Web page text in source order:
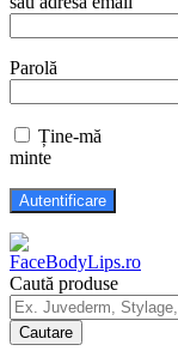
Parolă
Ține-mă
minte
Caută produse